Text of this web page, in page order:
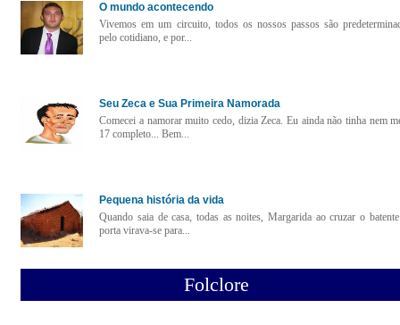
O mundo acontecendo
Vivemos em um circuito, todos os nossos passos são
pelo cotidiano, e por...
Seu Zeca e Sua Primeira Namorada
Comecei a namorar muito cedo, dizia Zeca. Eu ainda não tinha nem
17 completo... Bem...
Pequena história da vida
Quando saia de casa, todas as noites, Margarida ao cruzar o
porta virava-se para...
Folclore